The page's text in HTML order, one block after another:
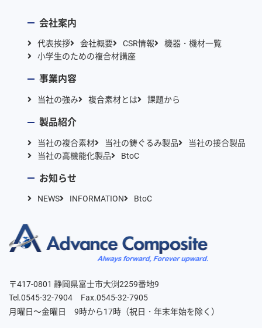
〒417-0801 静岡県富士市大渕2259番地9
Tel.0545-32-7904 Fax.0545-32-7905
月曜日～金曜日 9時から17時（祝日・年末年始を除く）
会社案内
代表挨拶 会社概要 CSR情報
機器・機材一覧
小学生のための複合材講座
事業内容
当社の強み 複合素材とは 課題から
製品紹介
当社の複合素材 当社の鋳ぐるみ製品
当社の接合製品
当社の高機能化製品
BtoC
お知らせ
NEWS INFORMATION BtoC